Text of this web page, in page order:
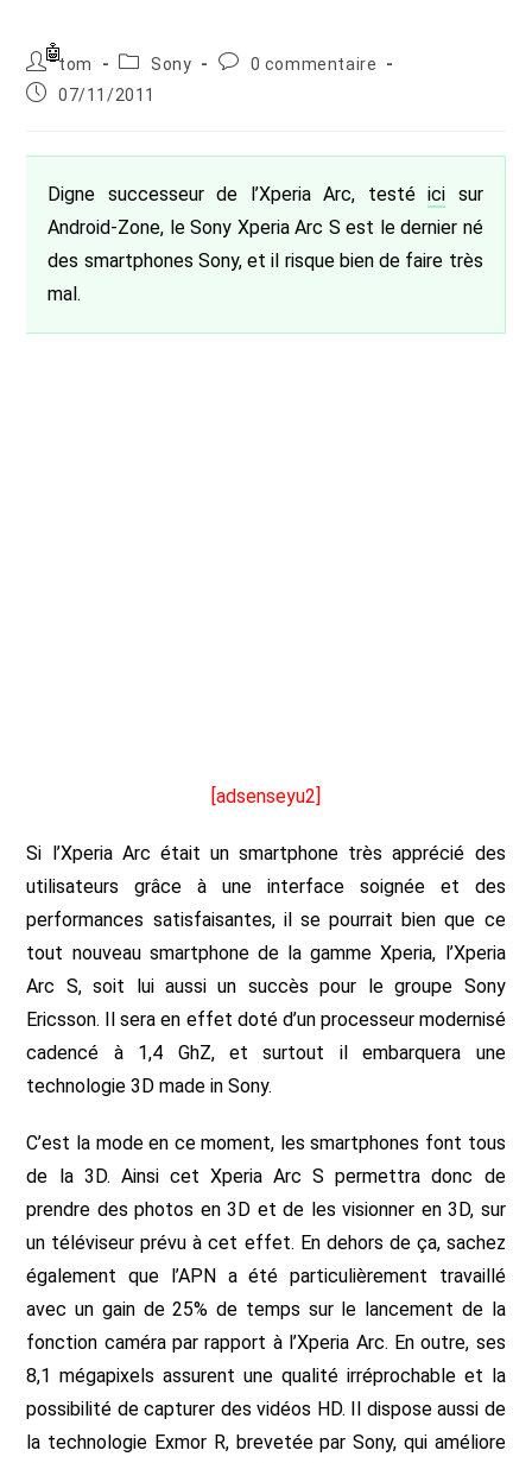
Auteur/autrice
de
la
tom
PostSony
Commentaires
0 commentaire
Publication
07/11/2011
Digne successeur de l’Xperia Arc, testéici sur
Android-Zone, le Sony Xperia Arc S est le dernier né
des smartphones Sony, et il risque bien de faire très
mal.
[adsenseyu2]
Si l’Xperia Arc était un smartphone très apprécié des
utilisateurs grâce à une interface soignée et des
performances satisfaisantes, il se pourrait bien que ce
tout nouveau smartphone de la gamme Xperia, l’Xperia
Arc S, soit lui aussi un succès pour le groupe Sony
Ericsson. Il sera en effet doté d’un processeur modernisé
cadencé à 1,4 GhZ, et surtout il embarquera une
technologie 3D made in Sony.
C’est la mode en ce moment, les smartphones font tous
de la 3D. Ainsi cet Xperia Arc S permettra donc de
prendre des photos en 3D et de les visionner en 3D, sur
un téléviseur prévu à cet effet. En dehors de ça, sachez
également que l’APN a été particulièrement travaillé
avec un gain de 25% de temps sur le lancement de la
fonction caméra par rapport à l’Xperia Arc. En outre, ses
8,1 mégapixels assurent une qualité irréprochable et la
possibilité de capturer des vidéos HD. Il dispose aussi de
la technologie Exmor R, brevetée par Sony, qui améliore